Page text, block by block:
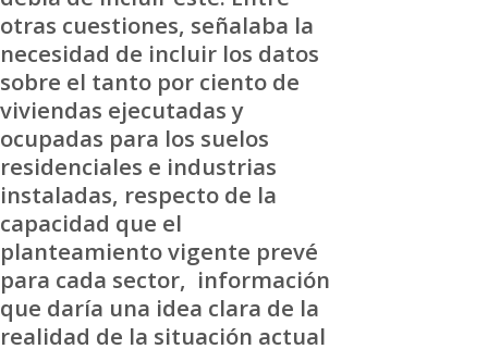
otras cuestiones, señalaba la
necesidad de incluir los datos
sobre el tanto por ciento de
viviendas ejecutadas y
ocupadas para los suelos
residenciales e industrias
instaladas, respecto de la
capacidad que el
planteamiento vigente prevé
para cada sector, información
que daría una idea clara de la
realidad de la situación actual